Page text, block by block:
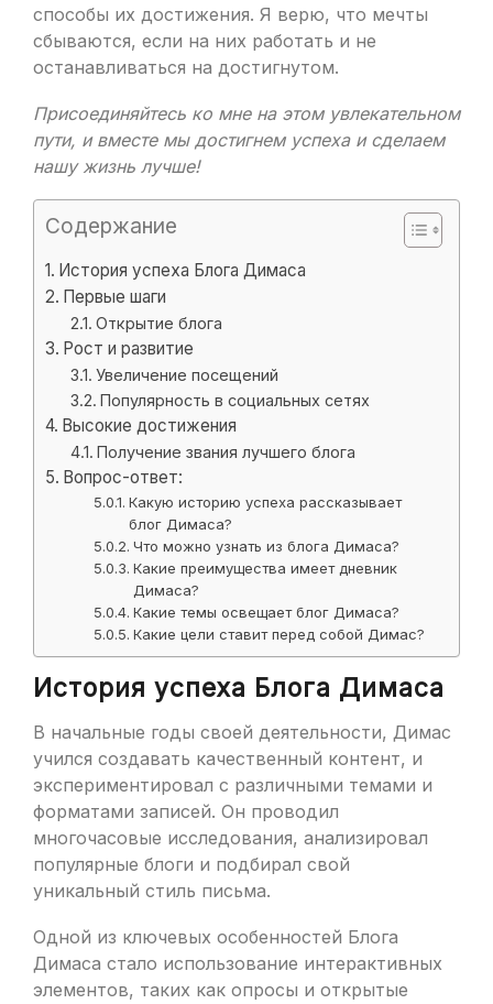
способы их достижения. Я верю, что мечты
сбываются, если на них работать и не
останавливаться на достигнутом.
Присоединяйтесь ко мне на этом увлекательном
пути, и вместе мы достигнем успеха и сделаем
нашу жизнь лучше!
Содержание
История успеха Блога Димаса
Первые шаги
Открытие блога
Рост и развитие
Увеличение посещений
Популярность в социальных сетях
Высокие достижения
Получение звания лучшего блога
Вопрос-ответ:
Какую историю успеха рассказывает
блог Димаса?
Что можно узнать из блога Димаса?
Какие преимущества имеет дневник
Димаса?
Какие темы освещает блог Димаса?
Какие цели ставит перед собой Димас?
История успеха Блога Димаса
В начальные годы своей деятельности, Димас
учился создавать качественный контент, и
экспериментировал с различными темами и
форматами записей. Он проводил
многочасовые исследования, анализировал
популярные блоги и подбирал свой
уникальный стиль письма.
Одной из ключевых особенностей Блога
Димаса стало использование интерактивных
элементов, таких как опросы и открытые